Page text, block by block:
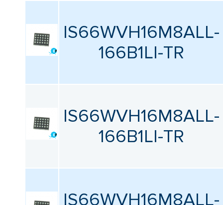
IS66WVH16M8ALL-
166B1LI-TR
IS66WVH16M8ALL-
166B1LI-TR
IS66WVH16M8ALL-